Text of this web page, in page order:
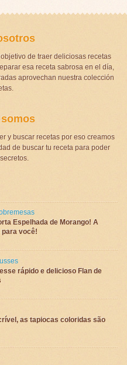
de traer deliciosas recetas
esa receta sabrosa en el día,
aprovechan nuestra colección
y buscar recetas por eso creamos
de buscar tu receta para poder
Espelhada de Morango! A
você!
rápido e delicioso Flan de
as tapiocas coloridas são